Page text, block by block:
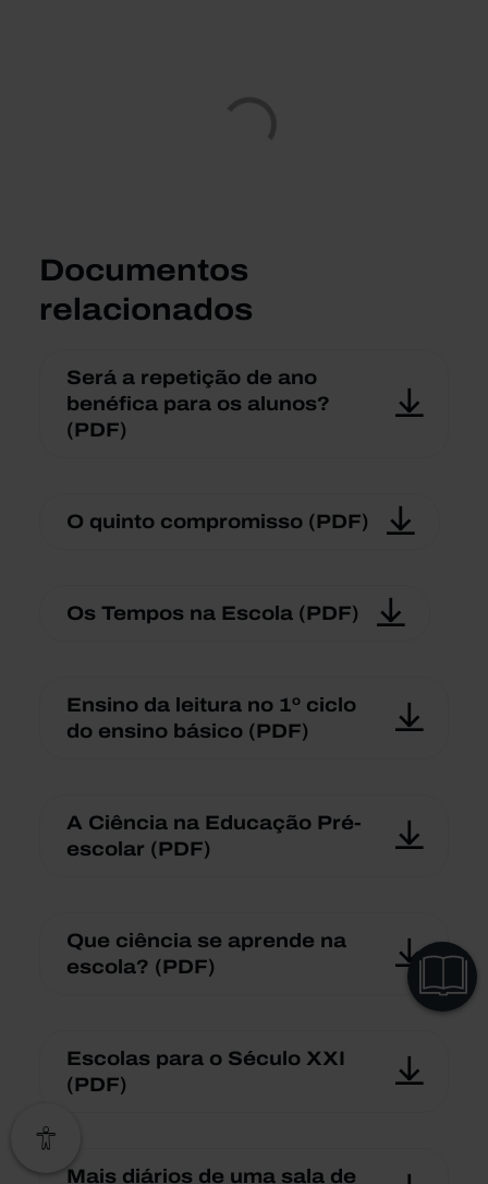
VER
CAPÍTULOS
Documentos
relacionados
Será a repetição de ano
benéfica para os alunos?
(PDF)
O quinto compromisso (PDF)
Os Tempos na Escola (PDF)
Ensino da leitura no 1º ciclo
do ensino básico (PDF)
A Ciência na Educação Pré-
escolar (PDF)
Que ciência se aprende na
escola? (PDF)
Escolas para o Século XXI
(PDF)
Mais diários de uma sala de